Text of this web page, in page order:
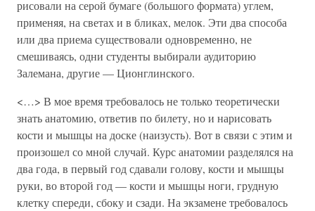
рисовали на серой бумаге (большого формата) углем,
применяя, на светах и в бликах, мелок. Эти два способа
или два приема существовали одновременно, не
смешиваясь, одни студенты выбирали аудиторию
Залемана, другие — Ционглинского.
<…> В мое время требовалось не только теоретически
знать анатомию, ответив по билету, но и нарисовать
кости и мышцы на доске (наизусть). Вот в связи с этим и
произошел со мной случай. Курс анатомии разделялся на
два года, в первый год сдавали голову, кости и мышцы
руки, во второй год — кости и мышцы ноги, грудную
клетку спереди, сбоку и сзади. На экзамене требовалось